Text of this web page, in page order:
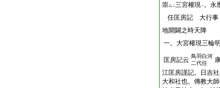
崇ム二三宮權現一。永
任匡房記 大行事
地開闢之時天降
一。大宮權現三輪
匡房記云 鳥羽白河
二代任
江匡房謹記。日吉
大和社也。傳教大